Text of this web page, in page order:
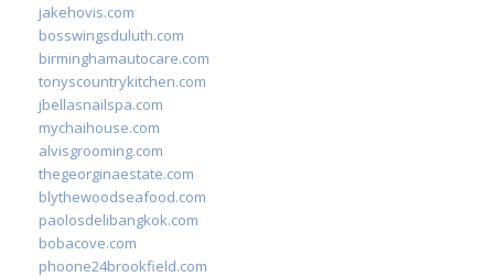
jakehovis.com
bosswingsduluth.com
birminghamautocare.com
tonyscountrykitchen.com
jbellasnailspa.com
mychaihouse.com
alvisgrooming.com
thegeorginaestate.com
blythewoodseafood.com
paolosdelibangkok.com
bobacove.com
phoone24brookfield.com